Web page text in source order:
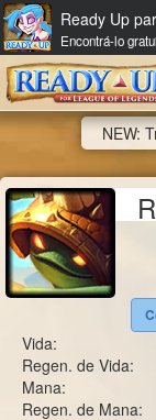
Ready Up
Encontrá-lo
NEW:
Vida:
Regen. de Vida:
Mana:
Regen. de Mana: